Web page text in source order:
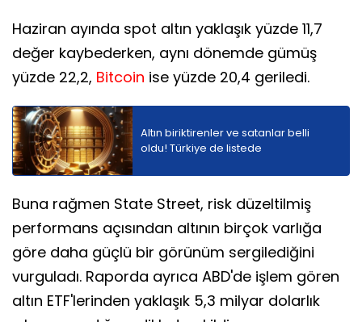
Haziran ayında spot altın yaklaşık yüzde 11,7
değer kaybederken, aynı dönemde gümüş
yüzde 22,2, Bitcoin ise yüzde 20,4 geriledi.
Altın biriktirenler ve satanlar belli
oldu! Türkiye de listede
Buna rağmen State Street, risk düzeltilmiş
performans açısından altının birçok varlığa
göre daha güçlü bir görünüm sergilediğini
vurguladı. Raporda ayrıca ABD'de işlem gören
altın ETF'lerinden yaklaşık 5,3 milyar dolarlık